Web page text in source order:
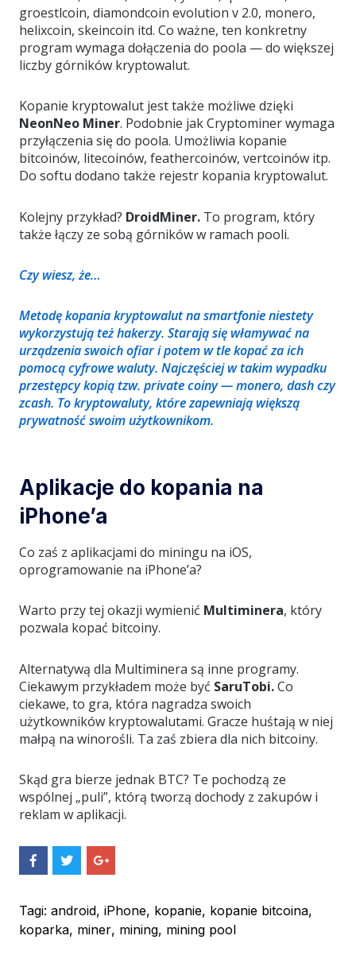
groestlcoin, diamondcoin evolution v 2.0, monero,
helixcoin, skeincoin itd. Co ważne, ten konkretny
program wymaga dołączenia do poola — do większej
liczby górników kryptowalut.
Kopanie kryptowalut jest także możliwe dzięki
NeonNeo Miner. Podobnie jak Cryptominer wymaga
przyłączenia się do poola. Umożliwia kopanie
bitcoinów, litecoinów, feathercoinów, vertcoinów itp.
Do softu dodano także rejestr kopania kryptowalut.
Kolejny przykład? DroidMiner. To program, który
także łączy ze sobą górników w ramach pooli.
Czy wiesz, że…
Metodę kopania kryptowalut na smartfonie niestety
wykorzystują też hakerzy. Starają się włamywać na
urządzenia swoich ofiar i potem w tle kopać za ich
pomocą cyfrowe waluty. Najczęściej w takim wypadku
przestępcy kopią tzw. private coiny—monero, dash czy
zcash. To kryptowaluty, które zapewniają większą
prywatność swoim użytkownikom.
Aplikacje do kopania na
iPhone’a
Co zaś z aplikacjami do miningu na iOS,
oprogramowanie na iPhone’a?
Warto przy tej okazji wymienić Multiminera, który
pozwala kopać bitcoiny.
Alternatywą dla Multiminera są inne programy.
Ciekawym przykładem może być SaruTobi.Co
ciekawe, to gra, która nagradza swoich
użytkowników kryptowalutami. Gracze huśtają w niej
małpą na winorośli. Ta zaś zbiera dla nich bitcoiny.
Skąd gra bierze jednak BTC? Te pochodzą ze
wspólnej „puli”, którą tworzą dochody z zakupów i
reklam w aplikacji.
h
e
n
h
e
n
S
h
e
n
Tagi: android, iPhone, kopanie, kopanie bitcoina,
koparka, miner, mining, mining pool